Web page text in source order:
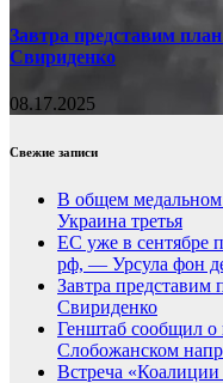
Завтра представим
Свириденко
08.17.2025
Свежие записи
В общем медальном
Украина третья
ЕС уже в сентябре
рф, — Урсула фон
Завтра представим
Свириденко
Генштаб сообщил
Слобожанском
Встреча «Коалиции